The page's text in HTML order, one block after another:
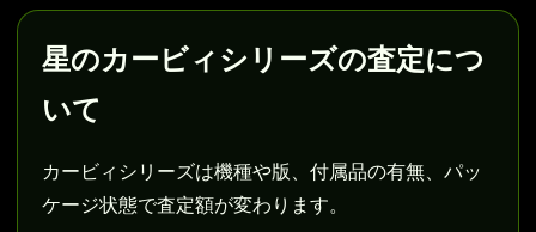
星のカービィシリーズの査定につ
いて
カービィシリーズは機種や版、付属品の有無、パッ
ケージ状態で査定額が変わります。